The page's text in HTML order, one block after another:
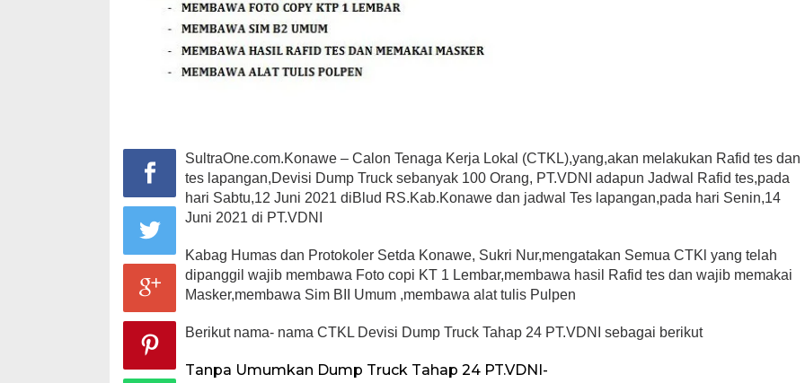
SultraOne.com.Konawe – Calon Tenaga Kerja Lokal (CTKL),yang,akan melakukan Rafid tes dan
tes lapangan,Devisi Dump Truck sebanyak 100 Orang, PT.VDNI adapun Jadwal Rafid tes,pada
hari Sabtu,12 Juni 2021 diBlud RS.Kab.Konawe dan jadwal Tes lapangan,pada hari Senin,14
Juni 2021 di PT.VDNI
Kabag Humas dan Protokoler Setda Konawe, Sukri Nur,mengatakan Semua CTKl yang telah
dipanggil wajib membawa Foto copi KT 1 Lembar,membawa hasil Rafid tes dan wajib memakai
Masker,membawa Sim BII Umum ,membawa alat tulis Pulpen
Berikut nama- nama CTKL Devisi Dump Truck Tahap 24 PT.VDNI sebagai berikut
Tanpa Umumkan Dump Truck Tahap 24 PT.VDNI-